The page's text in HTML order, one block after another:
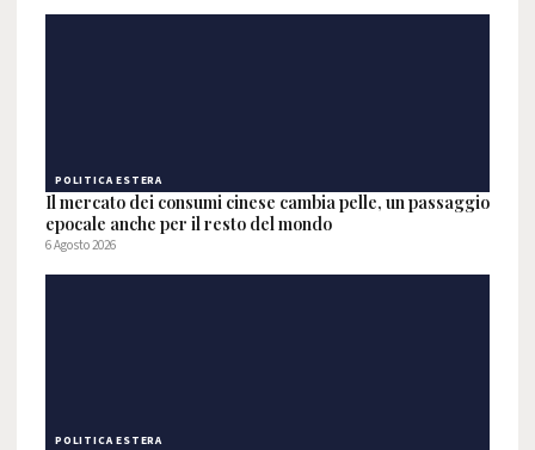
POLITICA ESTERA
Il mercato dei consumi cinese cambia pelle, un passaggio
epocale anche per il resto del mondo
6 Agosto 2026
POLITICA ESTERA